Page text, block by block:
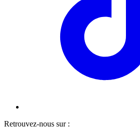
Retrouvez-nous sur :